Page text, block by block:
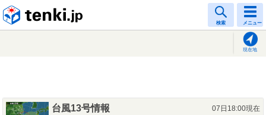
検索 メニュー
現在地
台風13号情報
07日18:00現在